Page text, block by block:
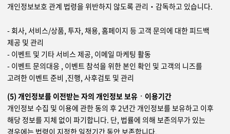
개인정보보호 관계 법령을 위반하지 않도록 관리‧감독하고 있습니다.
- 회사, 서비스/상품, 투자, 채용, 홈페이지 등 고객 문의에 대한 피드백
제공 및 관리
- 이벤트 및 기타 서비스 제공, 이메일 마케팅 활동
- 이벤트 문의대응 , 이벤트 참석을 위한 본인 확인 및 고객의 니즈를
고려한 이벤트 준비 ,진행, 사후검토 및 관리
(5) 개인정보를 이전받는 자의 개인정보 보유ㆍ이용기간
개인정보 수집 및 이용에 관한 동의 후 2년간 개인정보를 보유하고 이후
해당 정보를 지체 없이 파기합니다. 단, 법률에 의해 보존의무가 있는
경우에는 법령이 지정한 일정기간 동안 보존합니다.